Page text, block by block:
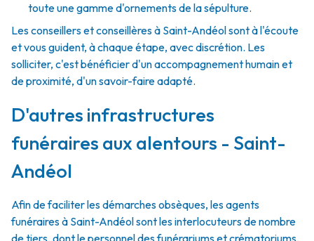
toute une gamme d'ornements de la sépulture.
Les conseillers et conseillères à Saint-Andéol sont à l'écoute
et vous guident, à chaque étape, avec discrétion. Les
solliciter, c'est bénéficier d'un accompagnement humain et
de proximité, d'un savoir-faire adapté.
D'autres infrastructures
funéraires aux alentours - Saint-
Andéol
Afin de faciliter les démarches obsèques, les agents
funéraires à Saint-Andéol sont les interlocuteurs de nombre
de tiers, dont le personnel des funérariums et crématoriums.